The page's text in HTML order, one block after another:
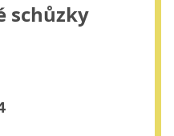
schůzky